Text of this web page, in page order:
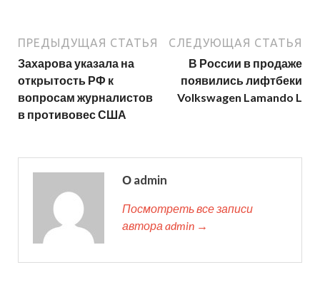
ПРЕДЫДУЩАЯ СТАТЬЯ
Захарова указала на
открытость РФ к
вопросам журналистов
в противовес США
СЛЕДУЮЩАЯ СТАТЬЯ
В России в продаже
появились лифтбеки
Volkswagen Lamando L
О admin
Посмотреть все записи
автора admin →